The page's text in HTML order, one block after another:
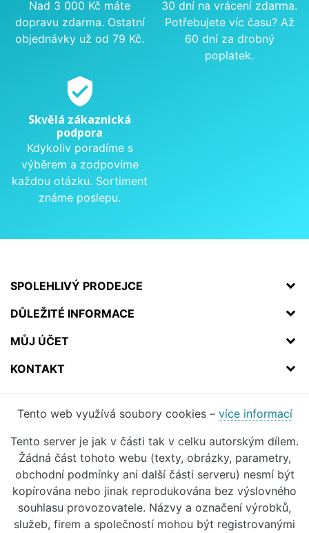
Nad 3 000 Kč máte
dopravu zdarma. Ostatní
objednávky už od 79 Kč.
30 dní na vrácení zdarma.
Potřebujete víc času? Až
60 dní za drobný
poplatek.
verified_user
Skvělá zákaznická
podpora
Kdykoliv poradíme s
výběrem a zodpovíme
každou otázku. Sortiment
známe poslepu.
SPOLEHLIVÝ PRODEJCE
DŮLEŽITÉ INFORMACE
MŮJ ÚČET
KONTAKT
Tento web využívá soubory cookies – více informací
Tento server je jak v části tak v celku autorským dílem.
Žádná část tohoto webu (texty, obrázky, parametry,
obchodní podmínky ani další části serveru) nesmí být
kopírována nebo jinak reprodukována bez výslovného
souhlasu provozovatele. Názvy a označení výrobků,
služeb, firem a společností mohou být registrovanými